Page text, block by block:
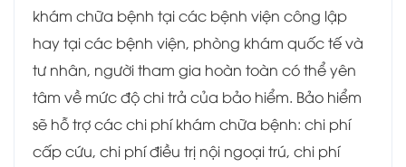
khám chữa bệnh tại các bệnh viện công lập
hay tại các bệnh viện, phòng khám quốc tế và
tư nhân, người tham gia hoàn toàn có thể yên
tâm về mức độ chi trả của bảo hiểm. Bảo hiểm
sẽ hỗ trợ các chi phí khám chữa bệnh: chi phí
cấp cứu, chi phí điều trị nội ngoại trú, chi phí